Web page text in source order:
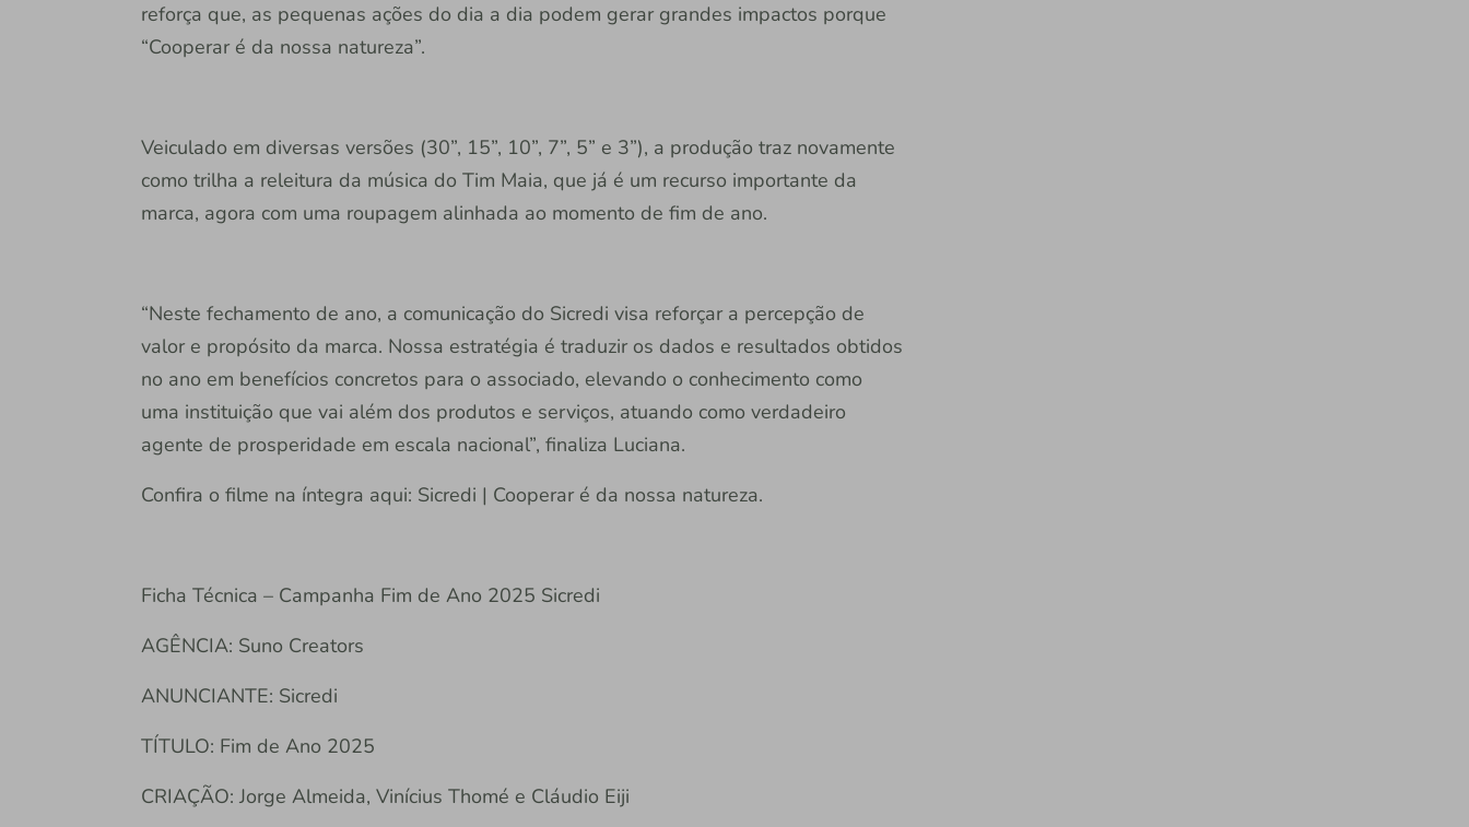
reforça que, as pequenas ações do dia a dia podem gerar grandes impactos porque
“Cooperar é da nossa natureza”.
Veiculado em diversas versões (30”, 15”, 10”, 7”, 5” e 3”), a produção traz novamente
como trilha a releitura da música do Tim Maia, que já é um recurso importante da
marca, agora com uma roupagem alinhada ao momento de fim de ano.
“Neste fechamento de ano, a comunicação do Sicredi visa reforçar a percepção de
valor e propósito da marca. Nossa estratégia é traduzir os dados e resultados obtidos
no ano em benefícios concretos para o associado, elevando o conhecimento como
uma instituição que vai além dos produtos e serviços, atuando como verdadeiro
agente de prosperidade em escala nacional”, finaliza Luciana.
Confira o filme na íntegra aqui: Sicredi | Cooperar é da nossa natureza.
Ficha Técnica – Campanha Fim de Ano 2025 Sicredi
AGÊNCIA: Suno Creators
ANUNCIANTE: Sicredi
TÍTULO: Fim de Ano 2025
CRIAÇÃO: Jorge Almeida, Vinícius Thomé e Cláudio Eiji